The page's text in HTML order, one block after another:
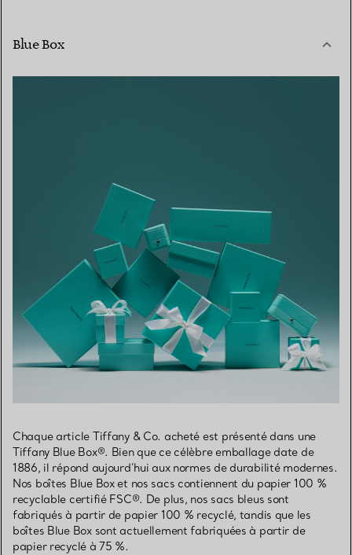
Blue Box
Chaque article Tiffany & Co. acheté est présenté dans une
Tiffany Blue Box®. Bien que ce célèbre emballage date de
1886, il répond aujourd’hui aux normes de durabilité modernes.
Nos boîtes Blue Box et nos sacs contiennent du papier 100 %
recyclable certifié FSC®. De plus, nos sacs bleus sont
fabriqués à partir de papier 100 % recyclé, tandis que les
boîtes Blue Box sont actuellement fabriquées à partir de
papier recyclé à 75 %.